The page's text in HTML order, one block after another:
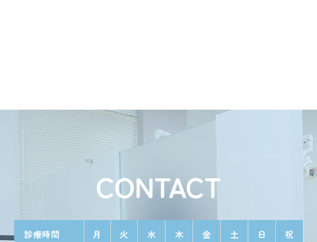
CONTACT
診療時間 月 火 水 木 金 土 日 祝